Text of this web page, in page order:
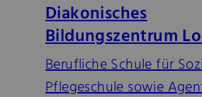
Diakonisches
Bildungszentrum
Berufliche Schule für
Pflegeschule sowie